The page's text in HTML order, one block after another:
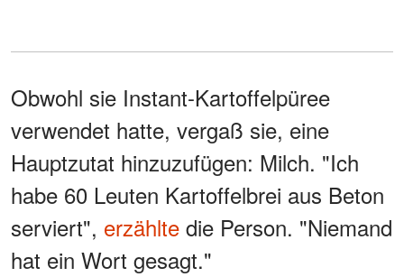
Obwohl sie Instant-Kartoffelpüree
verwendet hatte, vergaß sie, eine
Hauptzutat hinzuzufügen: Milch. "Ich
habe 60 Leuten Kartoffelbrei aus Beton
serviert", erzählte die Person. "Niemand
hat ein Wort gesagt."